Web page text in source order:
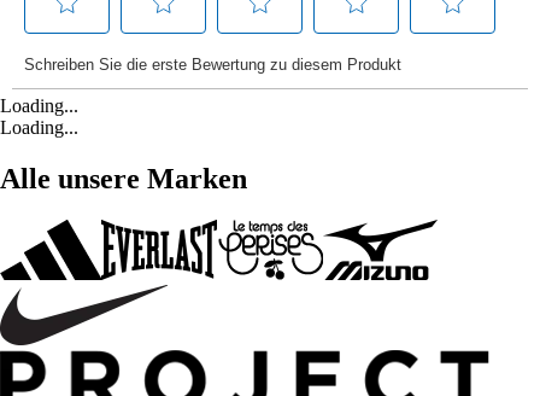
Loading...
Loading...
Alle unsere Marken